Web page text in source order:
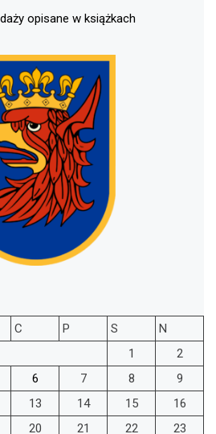
opisane w książkach
C P S
N
1
2
6 7 8
9
13 14 15
16
20 21 22 23